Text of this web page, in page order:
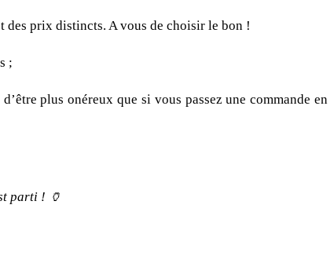
des prix distincts. A vous de choisir le bon !
;
plus onéreux que si vous passez une commande en
parti ! 🏺